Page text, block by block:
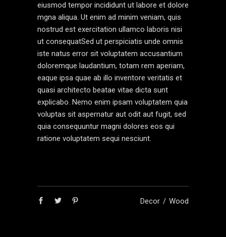
eiusmod tempor incididunt ut labore et dolore
mgna aliqua. Ut enim ad minim veniam, quis
nostrud est exercitation ullamco laboris nisi
ut consequatSed ut perspiciatis unde omnis
iste natus error sit voluptatem accusantium
doloremque laudantium, totam rem aperiam,
eaque ipsa quae ab illo inventore veritatis et
quasi architecto beatae vitae dicta sunt
explicabo. Nemo enim ipsam voluptatem quia
voluptas sit aspernatur aut odit aut fugit, sed
quia consequuntur magni dolores eos qui
ratione voluptatem sequi nesciunt.
Decor Wood